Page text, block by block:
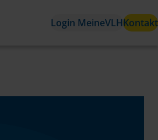
Login MeineVLHKontakt